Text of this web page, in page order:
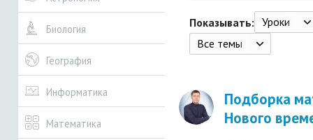
Биология
География
Информатика
Математика
Показывать: Уроки
Все темы
Подборка
Нового